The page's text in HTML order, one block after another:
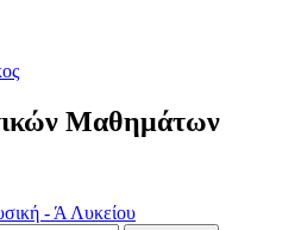
Μαθημάτων
- Ά Λυκείου